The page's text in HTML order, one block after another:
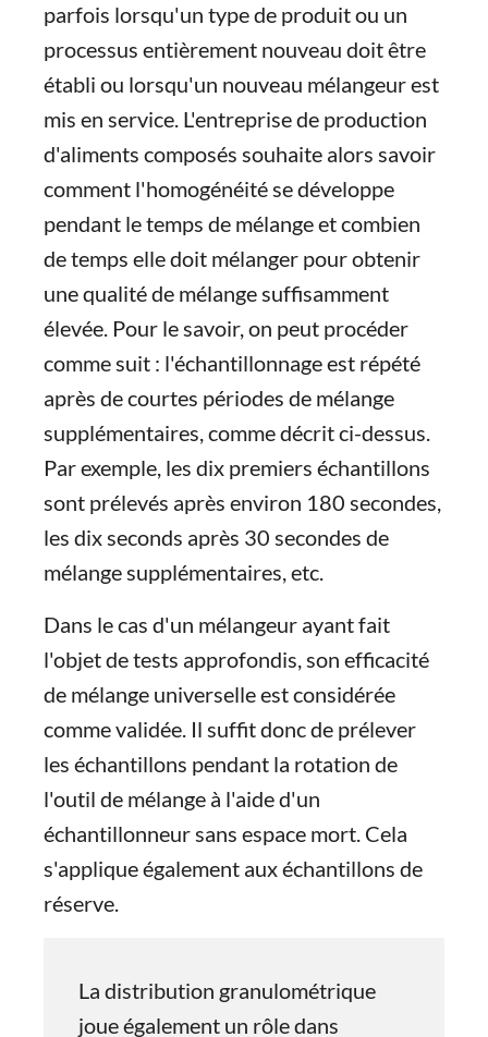
parfois lorsqu'un type de produit ou un
processus entièrement nouveau doit être
établi ou lorsqu'un nouveau mélangeur est
mis en service. L'entreprise de production
d'aliments composés souhaite alors savoir
comment l'homogénéité se développe
pendant le temps de mélange et combien
de temps elle doit mélanger pour obtenir
une qualité de mélange suffisamment
élevée. Pour le savoir, on peut procéder
comme suit : l'échantillonnage est répété
après de courtes périodes de mélange
supplémentaires, comme décrit ci-dessus.
Par exemple, les dix premiers échantillons
sont prélevés après environ 180 secondes,
les dix seconds après 30 secondes de
mélange supplémentaires, etc.
Dans le cas d'un mélangeur ayant fait
l'objet de tests approfondis, son efficacité
de mélange universelle est considérée
comme validée. Il suffit donc de prélever
les échantillons pendant la rotation de
l'outil de mélange à l'aide d'un
échantillonneur sans espace mort. Cela
s'applique également aux échantillons de
réserve.
La distribution granulométrique
joue également un rôle dans